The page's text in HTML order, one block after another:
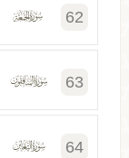
62
63
64